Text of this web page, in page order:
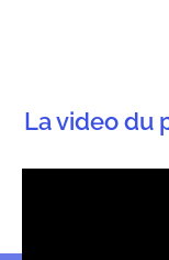
La video du